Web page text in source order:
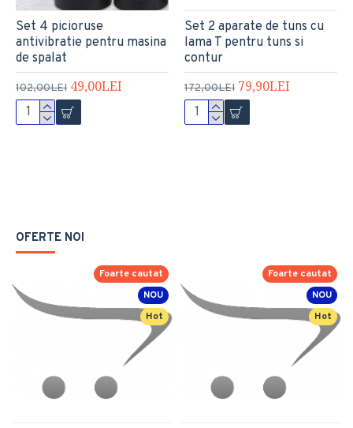
Set 4 picioruse
antivibratie pentru masina
de spalat
102,00LEI 49,00LEI
Set 2 aparate de tuns cu
lama T pentru tuns si
contur
172,00LEI 79,90LEI
OFERTE NOI
NOU
Hot
Foarte cautat
NOU
Hot
Foarte cautat